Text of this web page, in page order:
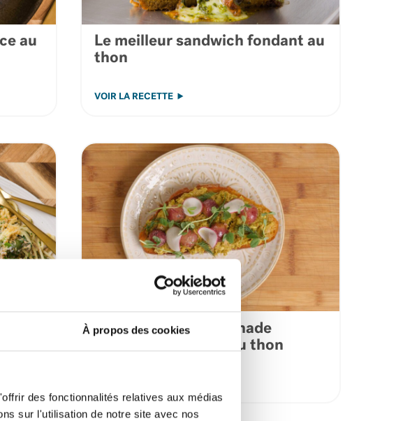
À propos des cookies
des fonctionnalités relatives aux médias
sur l'utilisation de notre site avec nos
au
Le meilleur sandwich fondant au
thon
VOIR LA RECETTE
Pain grillé avec tartinade
d’avocat au cari et au thon